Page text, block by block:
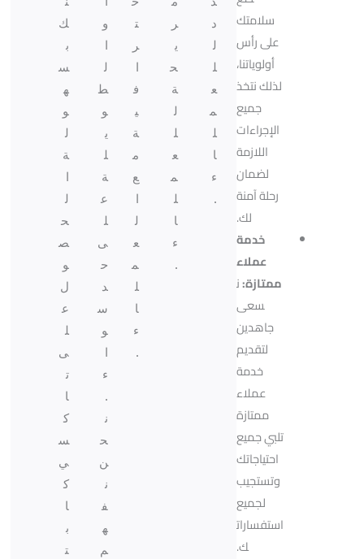
سلامتك
على رأس
أولوياتنا،
لذلك نتخذ
جميع
الإجراءات
اللازمة
لضمان
رحلة آمنة
لك.
خدمة
عملاء
ممتازة:ن
سعى
جاهدين
لتقديم
خدمة
عملاء
ممتازة
تلبي جميع
احتياجاتك
وتستجيب
لجميع
استفسارات
ك.
د
ل
ل
ع
م
ل
ا
ء
.
ر
ي
ح
ة
ل
ل
ع
م
ل
ا
ء
.
ت
ر
ف
ي
ة
م
ع
ل
ع
م
ل
ا
ء
.
و
ل
ط
و
ي
ل
ة
ع
ل
ى
ح
د
س
و
ء
.
ن
ح
ن
ن
ف
ه
م
ك
ب
س
ه
و
ل
ة
ل
ح
ص
و
ل
ع
ل
ى
ت
ا
ك
س
ي
ك
ا
ب
ت